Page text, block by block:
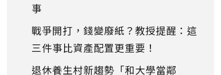
事
戰爭開打，錢變廢紙？教授提醒：這
三件事比資產配置更重要！
退休養生村新趨勢「和大學當鄰